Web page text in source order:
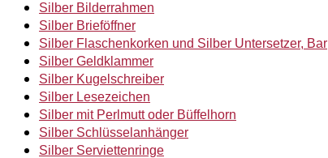
Silber Bilderrahmen
Silber Brieföffner
Silber Flaschenkorken und Silber Untersetzer, Bar
Silber Geldklammer
Silber Kugelschreiber
Silber Lesezeichen
Silber mit Perlmutt oder Büffelhorn
Silber Schlüsselanhänger
Silber Serviettenringe